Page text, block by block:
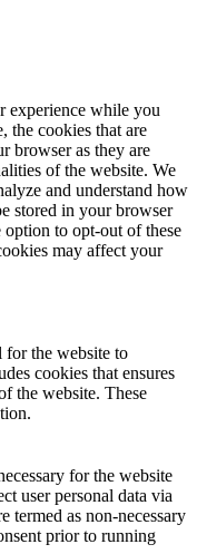
experience while you
the cookies that are
browser as they are
of the website. We
and understand how
stored in your browser
to opt-out of these
may affect your
for the website to
cookies that ensures
the website. These
for the website
user personal data via
termed as non-necessary
prior to running